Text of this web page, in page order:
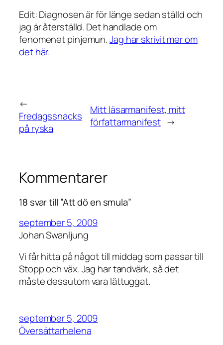
Edit: Diagnosen är för länge sedan ställd och
jag är återställd. Det handlade om
fenomenet pinjemun.Jag har skrivit mer om
det här.
←
Fredagssnacks
på ryska
Mitt läsarmanifest, mitt
författarmanifest →
Kommentarer
18 svar till ”Att dö en smula”
september 5, 2009
Johan Swanljung
Vi får hitta på något till middag som passar till
Stopp och väx. Jag har tandvärk, så det
måste dessutom vara lättuggat.
september 5, 2009
Översättarhelena